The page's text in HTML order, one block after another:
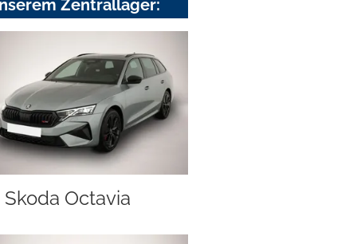
Zentrallager:
Skoda Octavia